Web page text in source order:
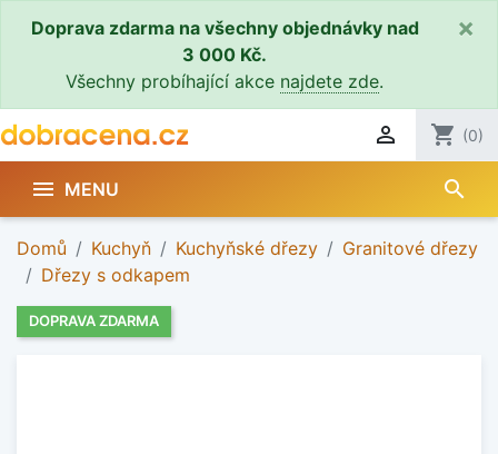
Doprava zdarma na všechny objednávky nad
3 000 Kč.
Všechny probíhající akce najdete zde.
×
 shopping_cart (0)
 MENU search
Domů Kuchyň Kuchyňské dřezy
Granitové dřezy
Dřezy s odkapem
DOPRAVA ZDARMA